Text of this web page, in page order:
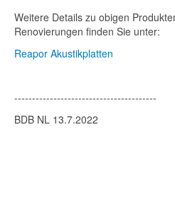
Weitere Details zu obigen
Renovierungen finden Sie unter:
Reapor Akustikplatten
----------------------------------------
BDB NL 13.7.2022